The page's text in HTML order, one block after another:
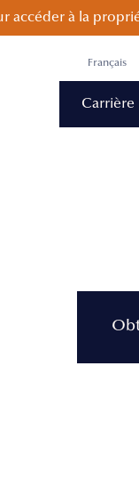
accéder à la
Français
Carrière